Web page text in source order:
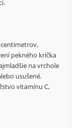
pekného kríčka
na vrchole
usušené.
vitamínu C,